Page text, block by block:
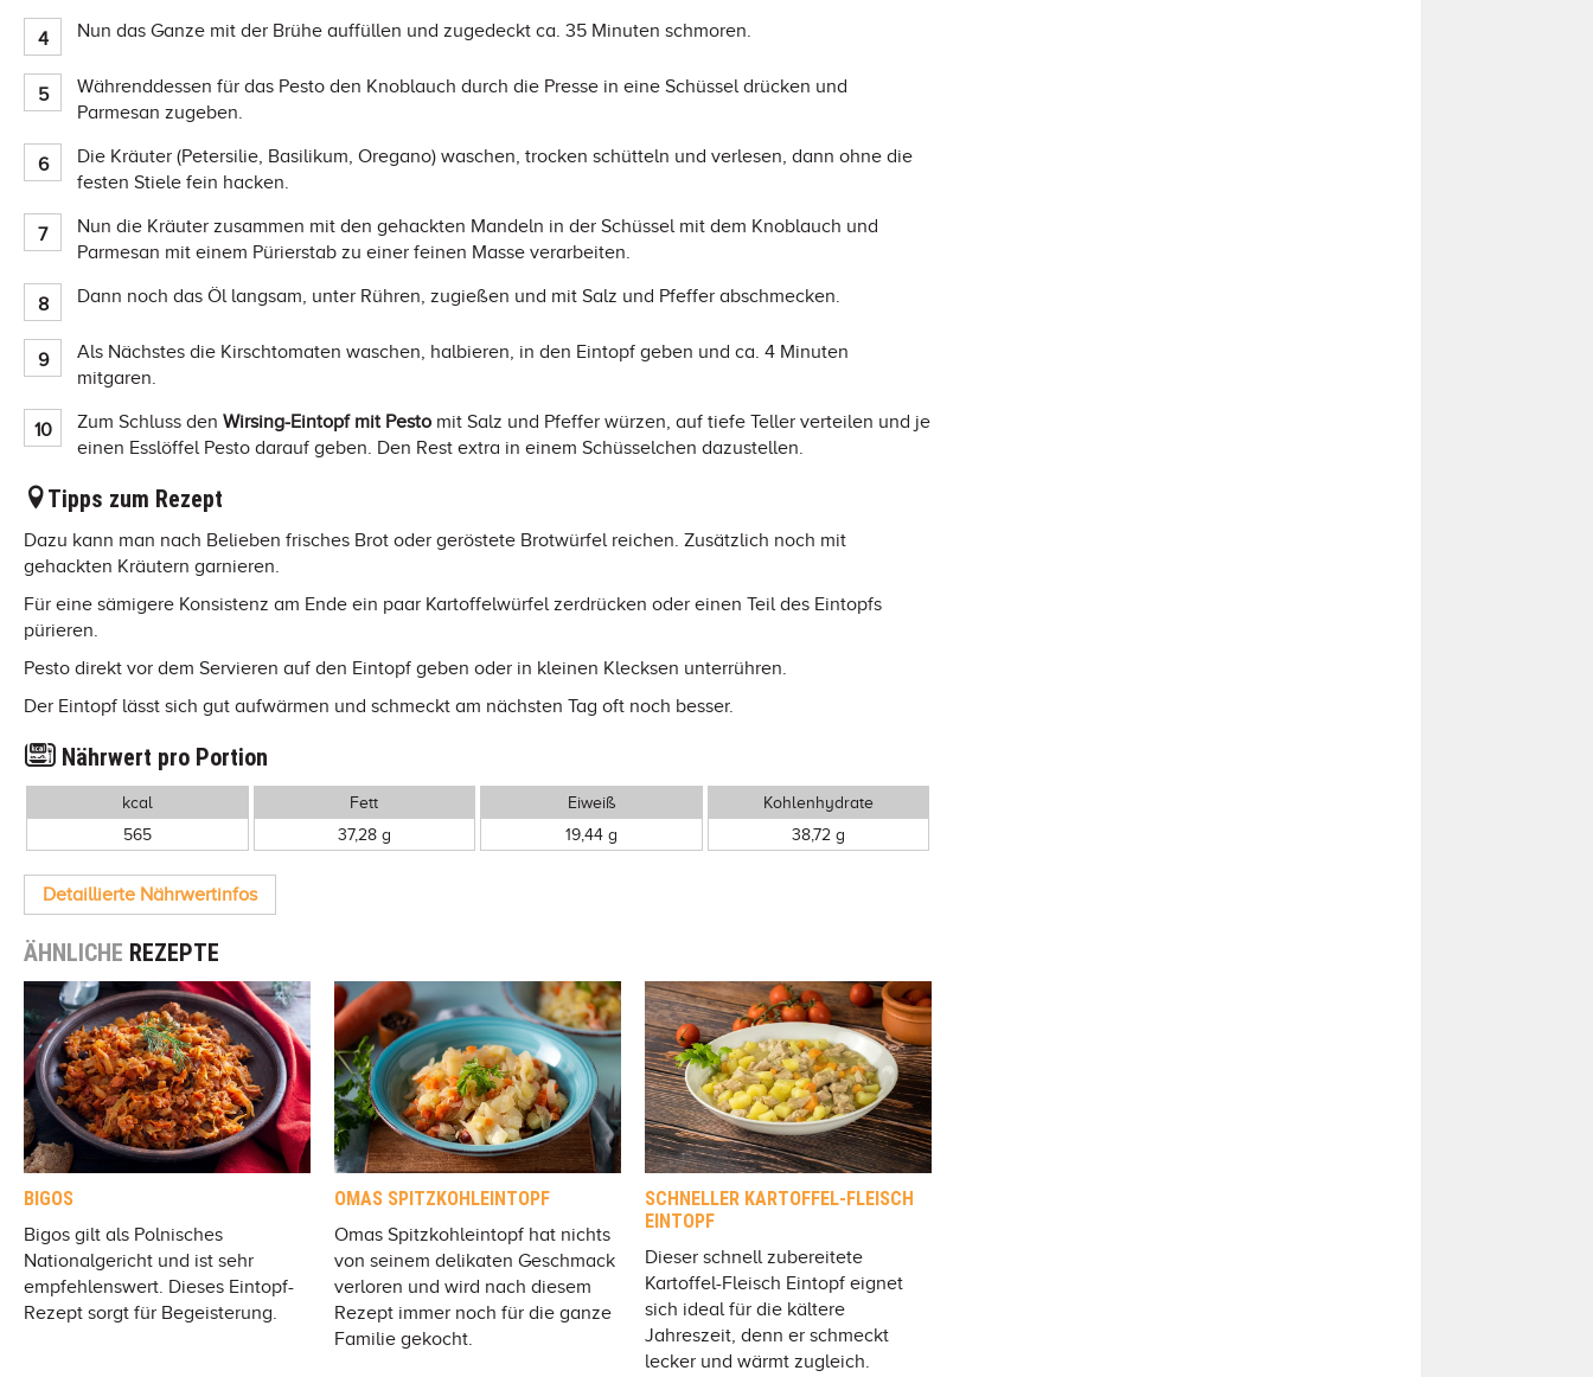
Nun das Ganze mit der Brühe auffüllen und zugedeckt ca. 35 Minuten schmoren.
Währenddessen für das Pesto den Knoblauch durch die Presse in eine Schüssel drücken und
Parmesan zugeben.
Die Kräuter (Petersilie, Basilikum, Oregano) waschen, trocken schütteln und verlesen, dann ohne die
festen Stiele fein hacken.
Nun die Kräuter zusammen mit den gehackten Mandeln in der Schüssel mit dem Knoblauch und
Parmesan mit einem Pürierstab zu einer feinen Masse verarbeiten.
Dann noch das Öl langsam, unter Rühren, zugießen und mit Salz und Pfeffer abschmecken.
Als Nächstes die Kirschtomaten waschen, halbieren, in den Eintopf geben und ca. 4 Minuten
mitgaren.
Zum Schluss den Wirsing-Eintopf mit Pesto mit Salz und Pfeffer würzen, auf tiefe Teller verteilen und je
einen Esslöffel Pesto darauf geben. Den Rest extra in einem Schüsselchen dazustellen.
Tipps zum Rezept
Dazu kann man nach Belieben frisches Brot oder geröstete Brotwürfel reichen. Zusätzlich noch mit
gehackten Kräutern garnieren.
Für eine sämigere Konsistenz am Ende ein paar Kartoffelwürfel zerdrücken oder einen Teil des Eintopfs
pürieren.
Pesto direkt vor dem Servieren auf den Eintopf geben oder in kleinen Klecksen unterrühren.
Der Eintopf lässt sich gut aufwärmen und schmeckt am nächsten Tag oft noch besser.
Nährwert pro Portion
kcal
565
Fett
37,28 g
Eiweiß
19,44 g
Kohlenhydrate
38,72 g
Detaillierte Nährwertinfos
ÄHNLICHE REZEPTE
BIGOS
Bigos gilt als Polnisches
Nationalgericht und ist sehr
empfehlenswert. Dieses Eintopf-
Rezept sorgt für Begeisterung.
OMAS SPITZKOHLEINTOPF
Omas Spitzkohleintopf hat nichts
von seinem delikaten Geschmack
verloren und wird nach diesem
Rezept immer noch für die ganze
Familie gekocht.
SCHNELLER KARTOFFEL-FLEISCH
EINTOPF
Dieser schnell zubereitete
Kartoffel-Fleisch Eintopf eignet
sich ideal für die kältere
Jahreszeit, denn er schmeckt
lecker und wärmt zugleich.